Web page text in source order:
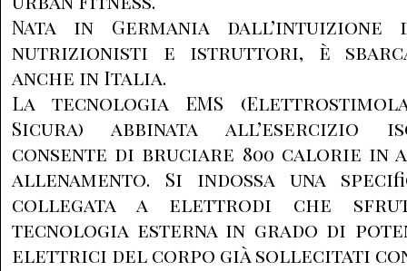
Nata in Germania
nutrizionisti e istruttori, è
anche in Italia.
La tecnologia EMS
Sicura) abbinata all’esercizio
consente di bruciare 800 calorie in
allenamento. Si indossa una
collegata a elettrodi che
tecnologia esterna in grado di
elettrici del corpo già sollecitati